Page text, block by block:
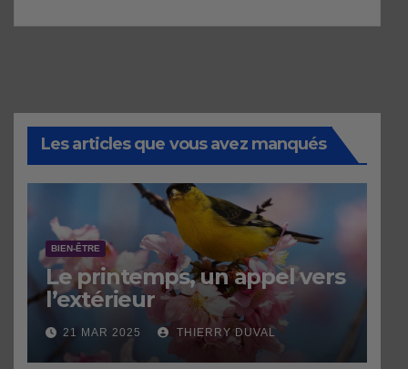
Les articles que vous avez manqués
BIEN-ÊTRE
Le printemps, un appel vers
l’extérieur
21 MAR 2025 THIERRY DUVAL